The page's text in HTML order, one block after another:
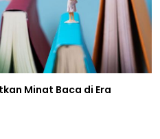
Minat Baca di Era